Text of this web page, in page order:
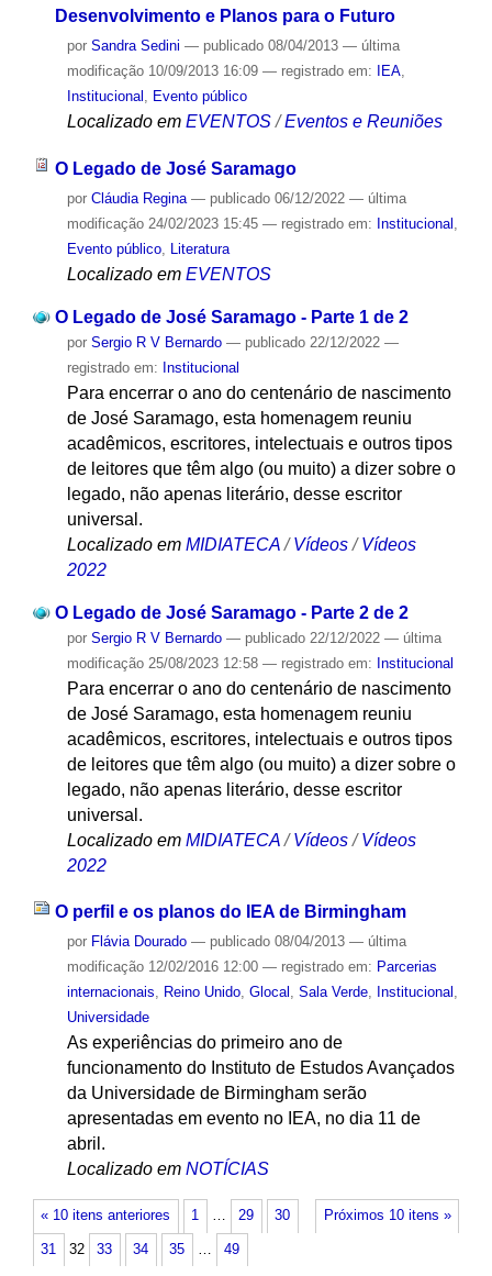
Desenvolvimento e Planos para o Futuro
por Sandra Sedini — publicado08/04/2013 — última
modificação10/09/2013 16:09 — registrado em: IEA,
Institucional , Evento público
Localizado em EVENTOS /Eventos e Reuniões
O Legado de José Saramago
por Cláudia Regina — publicado06/12/2022 — última
modificação24/02/2023 15:45 — registrado em: Institucional ,
Evento público, Literatura
Localizado em EVENTOS
O Legado de José Saramago - Parte 1 de 2
por Sergio R V Bernardo — publicado22/12/2022 —
registrado em: Institucional
Para encerrar o ano do centenário de nascimento
de José Saramago, esta homenagem reuniu
acadêmicos, escritores, intelectuais e outros tipos
de leitores que têm algo (ou muito) a dizer sobre o
legado, não apenas literário, desse escritor
universal.
Localizado em MIDIATECA /Vídeos /Vídeos
2022
O Legado de José Saramago - Parte 2 de 2
por Sergio R V Bernardo — publicado22/12/2022 — última
modificação25/08/2023 12:58 — registrado em: Institucional
Para encerrar o ano do centenário de nascimento
de José Saramago, esta homenagem reuniu
acadêmicos, escritores, intelectuais e outros tipos
de leitores que têm algo (ou muito) a dizer sobre o
legado, não apenas literário, desse escritor
universal.
Localizado em MIDIATECA /Vídeos /Vídeos
2022
O perfil e os planos do IEA de Birmingham
por Flávia Dourado — publicado08/04/2013 — última
modificação12/02/2016 12:00 — registrado em: Parcerias
internacionais, Reino Unido, Glocal , Sala Verde, Institucional ,
Universidade
As experiências do primeiro ano de
funcionamento do Instituto de Estudos Avançados
da Universidade de Birmingham serão
apresentadas em evento no IEA, no dia 11 de
abril.
Localizado em NOTÍCIAS
« 10 itens anteriores Próximos 10 itens »
1 … 29 30
31 32 33 34 35 … 49